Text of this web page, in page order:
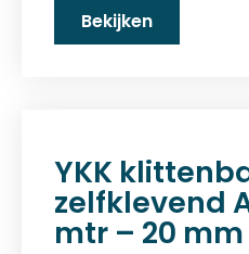
Bekijken
YKK
zelfklevend
mtr – 20 mm